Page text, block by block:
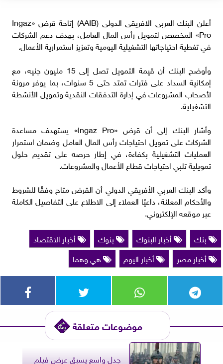
أعلن البنك العربى الافريقى الدولى (AAIB) إتاحة قرض «Ingaz
Pro» المخصص لتمويل رأس المال العامل، بهدف دعم الشركات
في تغطية احتياجاتها التشغيلية اليومية وتعزيز استمرارية الأعمال.
وأوضح البنك أن قيمة التمويل تصل إلى 15 مليون جنيه، مع
إمكانية السداد على فترات تمتد حتى 5 سنوات، بما يوفر مرونة
لأصحاب المشروعات في إدارة التدفقات النقدية وتمويل الأنشطة
التشغيلية.
وأشار البنك إلى أن قرض «Ingaz Pro» يستهدف مساعدة
الشركات على تمويل احتياجات رأس المال العامل وضمان استمرار
العمليات التشغيلية بكفاءة، في إطار حرصه على تقديم حلول
تمويلية تلبي احتياجات قطاع الأعمال والمشروعات.
وأكد البنك العربي الأفريقي الدولي أن القرض متاح وفقًا للشروط
والأحكام المعلنة، داعيًا العملاء إلى الاطلاع على التفاصيل الكاملة
عبر موقعه الإلكتروني.
بنك
أخبار البنوك بنوك
أخبار الاقتصاد
أخبار مصر
أخبار اليوم هي وهما
موضوعات متعلقة
جدل واسع يسبق عرض فيلم